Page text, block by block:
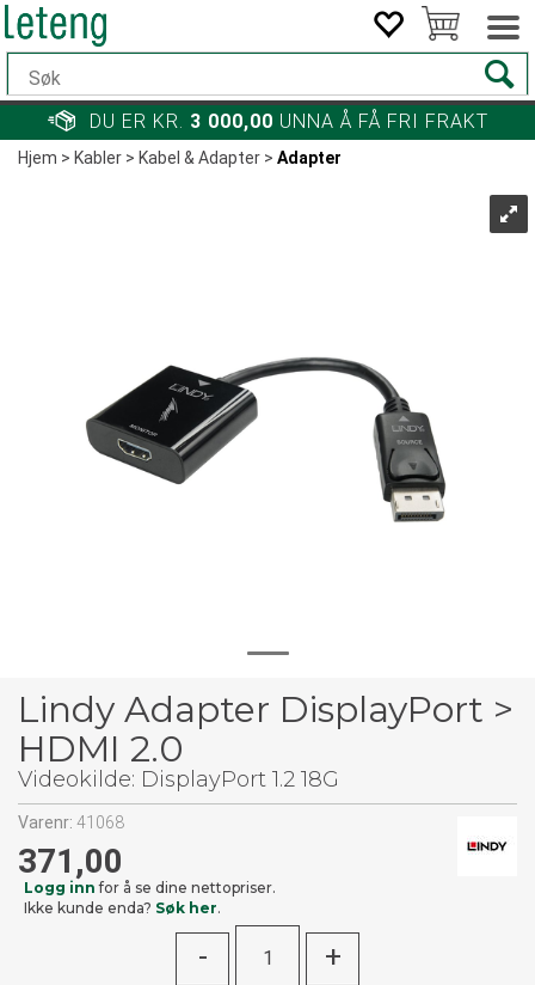
DU ER KR. 3 000,00 UNNA Å FÅ FRI FRAKT
Hjem>Kabler>Kabel & Adapter>Adapter
Lindy Adapter DisplayPort >
HDMI 2.0
Videokilde: DisplayPort 1.2 18G
Varenr: 41068
371,00
Logg inn for å se dine nettopriser.
Ikke kunde enda? Søk her.
- +